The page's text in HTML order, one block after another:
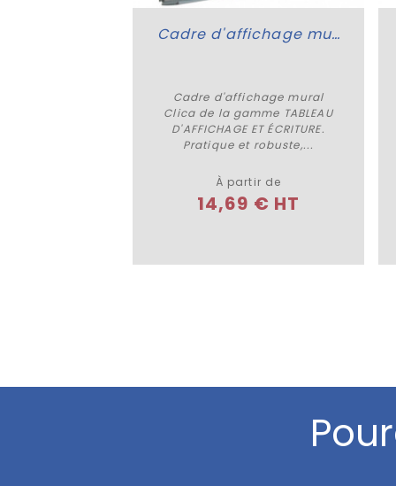
Plus de détails
Cadre d'affichage mural Clica
Cadre d'affichage mural
Clica de la gamme TABLEAU
D'AFFICHAGE ET ÉCRITURE.
Pratique et robuste,...
À partir de
14,69 € HT